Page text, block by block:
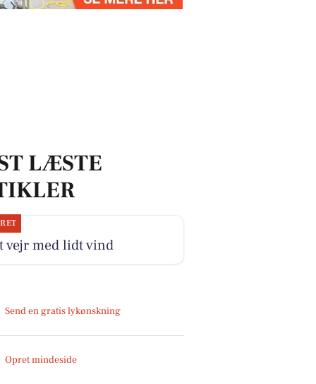
LÆSTE
vejr med lidt vind
Send en gratis lykønskning
Opret mindeside